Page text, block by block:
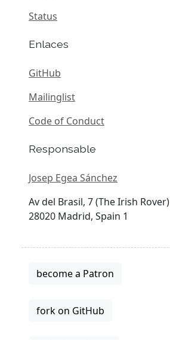
Status
Enlaces
GitHub
Mailinglist
Code of Conduct
Responsable
Josep Egea Sánchez
Av del Brasil, 7 (The Irish Rover)
28020 Madrid, Spain 1
become a Patron
fork on GitHub